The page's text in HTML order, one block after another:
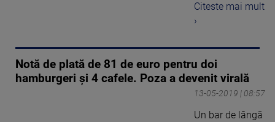
Citeste mai mult
›
Notă de plată de 81 de euro pentru doi
hamburgeri și 4 cafele. Poza a devenit virală
13-05-2019 | 08:57
Un bar de lângă